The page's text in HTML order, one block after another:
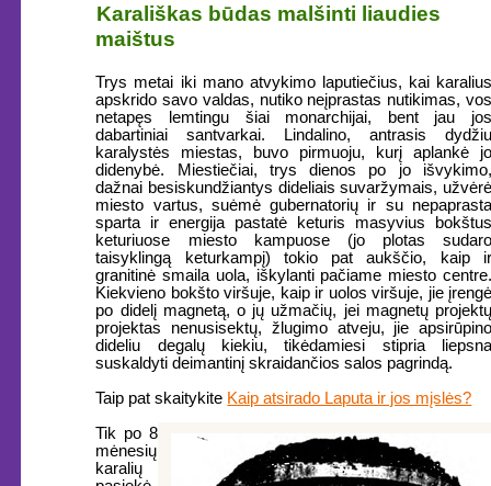
Karališkas būdas malšinti liaudies
maištus
Trys metai iki mano atvykimo laputiečius, kai karalius
apskrido savo valdas, nutiko neįprastas nutikimas, vos
netapęs lemtingu šiai monarchijai, bent jau jos
dabartiniai santvarkai. Lindalino, antrasis dydžiu
karalystės miestas, buvo pirmuoju, kurį aplankė jo
didenybė. Miestiečiai, trys dienos po jo išvykimo,
dažnai besiskundžiantys dideliais suvaržymais, užvėrė
miesto vartus, suėmė gubernatorių ir su nepaprasta
sparta ir energija pastatė keturis masyvius bokštus
keturiuose miesto kampuose (jo plotas sudaro
taisyklingą keturkampį) tokio pat aukščio, kaip ir
granitinė smaila uola, iškylanti pačiame miesto centre.
Kiekvieno bokšto viršuje, kaip ir uolos viršuje, jie įrengė
po didelį magnetą, o jų užmačių, jei magnetų projektų
projektas nenusisektų, žlugimo atveju, jie apsirūpino
dideliu degalų kiekiu, tikėdamiesi stipria liepsna
suskaldyti deimantinį skraidančios salos pagrindą.
Taip pat skaitykite Kaip atsirado Laputa ir jos mįslės?
Tik po 8
mėnesių
karalių